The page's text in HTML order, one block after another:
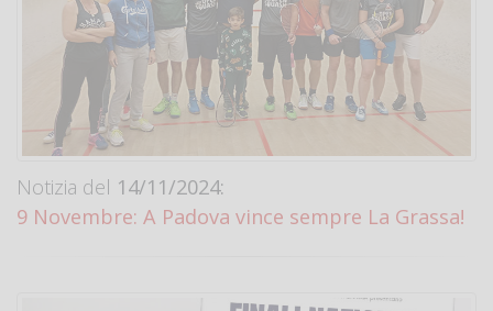
Notizia del 14/11/2024:
9 Novembre: A Padova vince sempre La Grassa!